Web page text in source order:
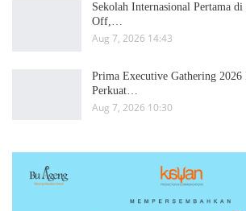
Sekolah Internasional Pertama
Off,…
Aug 7, 2026 14:43
Prima Executive Gathering 2026
Perkuat…
Aug 7, 2026 10:30